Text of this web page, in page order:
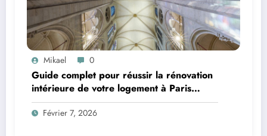
Mikael 0
Guide complet pour réussir la rénovation
intérieure de votre logement à Paris
75003
Février 7, 2026